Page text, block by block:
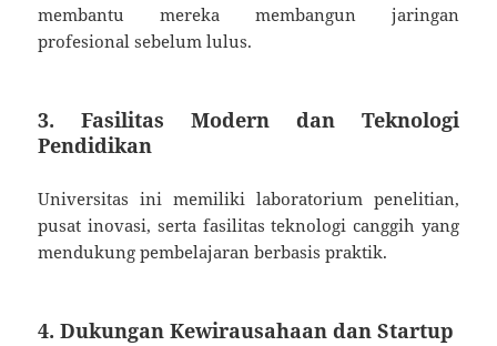
membantu mereka membangun jaringan
profesional sebelum lulus.
3. Fasilitas Modern dan Teknologi
Pendidikan
Universitas ini memiliki laboratorium penelitian,
pusat inovasi, serta fasilitas teknologi canggih yang
mendukung pembelajaran berbasis praktik.
4. Dukungan Kewirausahaan dan Startup